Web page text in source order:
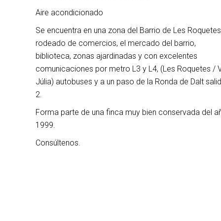
Aire acondicionado
Se encuentra en una zona del Barrio de Les
rodeado de comercios, el mercado del barrio,
biblioteca, zonas ajardinadas y con excelentes
comunicaciones por metro L3 y L4, (Les Roquetes /
Júlia) autobuses y a un paso de la Ronda de Dalt
2.
Forma parte de una finca muy bien conservada del
1999.
Consúltenos.